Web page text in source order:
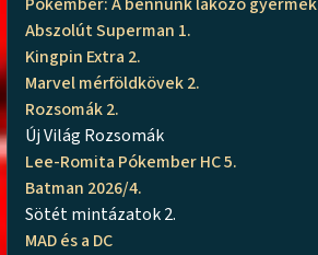
Abszolút Superman 1.
Kingpin Extra 2.
Marvel mérföldkövek 2.
Rozsomák 2.
Új Világ Rozsomák
Lee-Romita Pókember HC 5.
Batman 2026/4.
Sötét mintázatok 2.
MAD és a DC